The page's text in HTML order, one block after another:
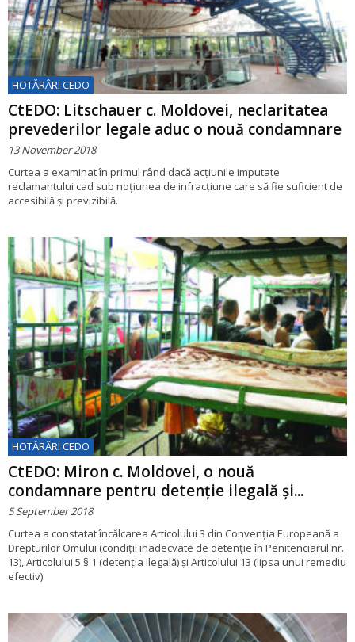
HOTĂRÂRI CEDO
CtEDO: Litschauer c. Moldovei, neclaritatea
prevederilor legale aduc o nouă condamnare
13 November 2018
Curtea a examinat în primul rând dacă acțiunile imputate
reclamantului cad sub noțiunea de infracțiune care să fie suficient de
accesibilă și previzibilă.
HOTĂRÂRI CEDO
CtEDO: Miron c. Moldovei, o nouă
condamnare pentru detenție ilegală și...
5 September 2018
Curtea a constatat încălcarea Articolului 3 din Convenţia Europeană a
Drepturilor Omului (condiții inadecvate de detenție în Penitenciarul nr.
13), Articolului 5 § 1 (detenția ilegală) și Articolului 13 (lipsa unui remediu
efectiv).